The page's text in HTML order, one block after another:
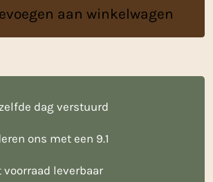
aan winkelwagen
dag verstuurd
ons met een 9.1
leverbaar